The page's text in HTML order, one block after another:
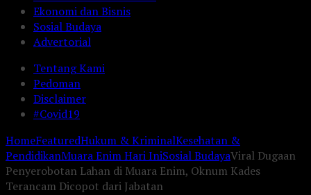
Ekonomi dan Bisnis
Sosial Budaya
Advertorial
Tentang Kami
Pedoman
Disclaimer
#Covid19
HomeFeaturedHukum & KriminalKesehatan &
PendidikanMuara Enim Hari IniSosial BudayaViral Dugaan
Penyerobotan Lahan di Muara Enim, Oknum Kades
Terancam Dicopot dari Jabatan